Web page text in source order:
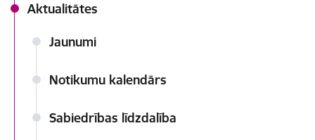
Aktualitātes
Jaunumi
Notikumu kalendārs
Sabiedrības līdzdalība